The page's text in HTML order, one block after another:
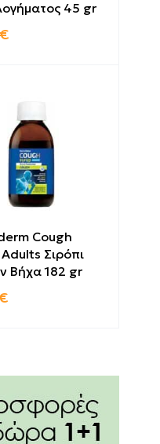
45 gr
€
Cough
Σιρόπι
Βήχα 182 gr
€